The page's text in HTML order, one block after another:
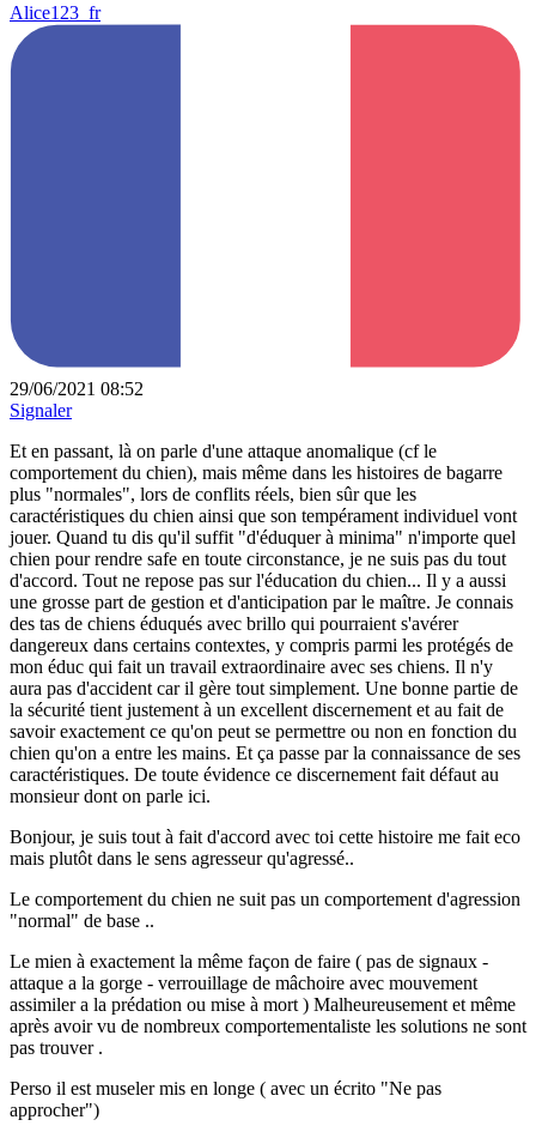
Alice123_fr
29/06/2021 08:52
Signaler
Et en passant, là on parle d'une attaque anomalique (cf le
comportement du chien), mais même dans les histoires de bagarre
plus "normales", lors de conflits réels, bien sûr que les
caractéristiques du chien ainsi que son tempérament individuel vont
jouer. Quand tu dis qu'il suffit "d'éduquer à minima" n'importe quel
chien pour rendre safe en toute circonstance, je ne suis pas du tout
d'accord. Tout ne repose pas sur l'éducation du chien... Il y a aussi
une grosse part de gestion et d'anticipation par le maître. Je connais
des tas de chiens éduqués avec brillo qui pourraient s'avérer
dangereux dans certains contextes, y compris parmi les protégés de
mon éduc qui fait un travail extraordinaire avec ses chiens. Il n'y
aura pas d'accident car il gère tout simplement. Une bonne partie de
la sécurité tient justement à un excellent discernement et au fait de
savoir exactement ce qu'on peut se permettre ou non en fonction du
chien qu'on a entre les mains. Et ça passe par la connaissance de ses
caractéristiques. De toute évidence ce discernement fait défaut au
monsieur dont on parle ici.
Bonjour, je suis tout à fait d'accord avec toi cette histoire me fait eco
mais plutôt dans le sens agresseur qu'agressé..
Le comportement du chien ne suit pas un comportement d'agression
"normal" de base ..
Le mien à exactement la même façon de faire ( pas de signaux -
attaque a la gorge - verrouillage de mâchoire avec mouvement
assimiler a la prédation ou mise à mort ) Malheureusement et même
après avoir vu de nombreux comportementaliste les solutions ne sont
pas trouver .
Perso il est museler mis en longe ( avec un écrito "Ne pas
approcher")